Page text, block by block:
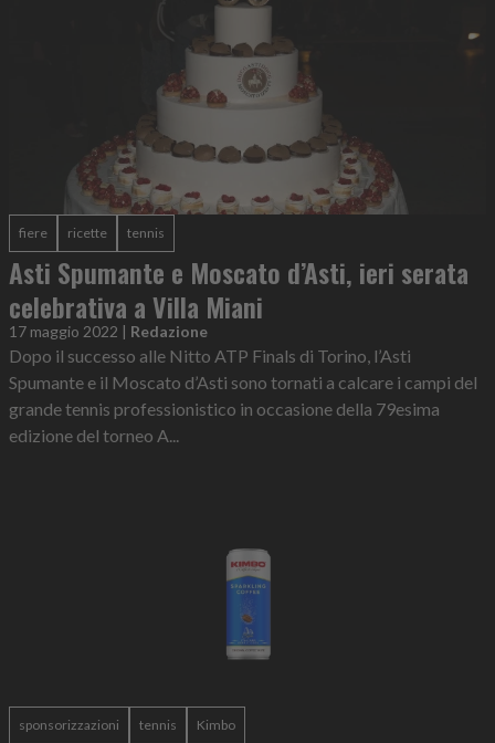
fiere ricette tennis
Asti Spumante e Moscato d’Asti, ieri serata
celebrativa a Villa Miani
17 maggio 2022 | Redazione
Dopo il successo alle Nitto ATP Finals di Torino, l’Asti
Spumante e il Moscato d’Asti sono tornati a calcare i campi del
grande tennis professionistico in occasione della 79esima
edizione del torneo A...
sponsorizzazioni tennis Kimbo